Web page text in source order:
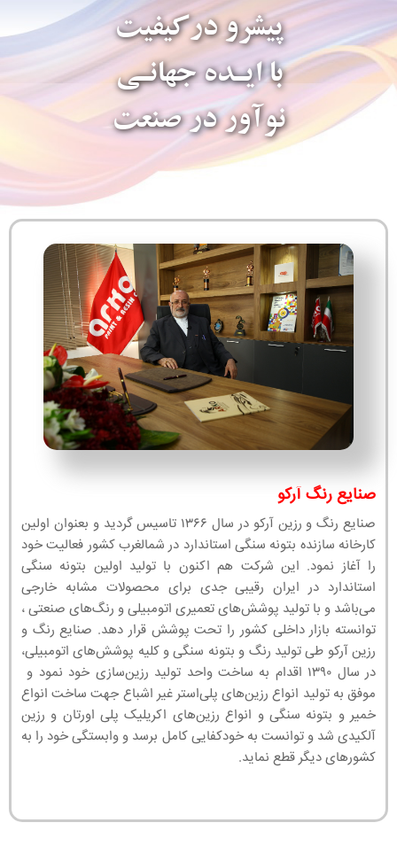
پیشرو درکیفیت
با ایـده جهانـی
نوآور در صنعت
صنایع رنگ آرکو
صنایع رنگ و رزین آرکو در سال ۱۳۶۶ تاسیس گردید و بعنوان اولین
کارخانه سازنده بتونه سنگی استاندارد در شمالغرب کشور فعالیت خود
را آغاز نمود. این شرکت هم اکنون با تولید اولین بتونه سنگی
استاندارد در ایران رقیبی جدی برای محصولات مشابه خارجی
می‌باشد و با تولید پوشش‌های تعمیری اتومبیلی و رنگ‌های صنعتی ،
توانسته بازار داخلی کشور را تحت پوشش قرار دهد. صنایع رنگ و
رزین آرکو طی تولید رنگ و بتونه سنگی و کلیه پوشش‌های اتومبیلی،
در سال ۱۳۹۰ اقدام به ساخت واحد تولید رزین‌سازی خود نمود و
موفق به تولید انواع رزین‌های پلی‌استر غیر اشباع جهت ساخت انواع
خمیر و بتونه سنگی و انواع رزین‌های اکریلیک پلی اورتان و رزین
آلکیدی شد و توانست به خودکفایی کامل برسد و وابستگی خود را به
کشورهای دیگر قطع نماید.